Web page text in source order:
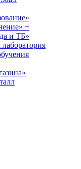
+
и ТБ»